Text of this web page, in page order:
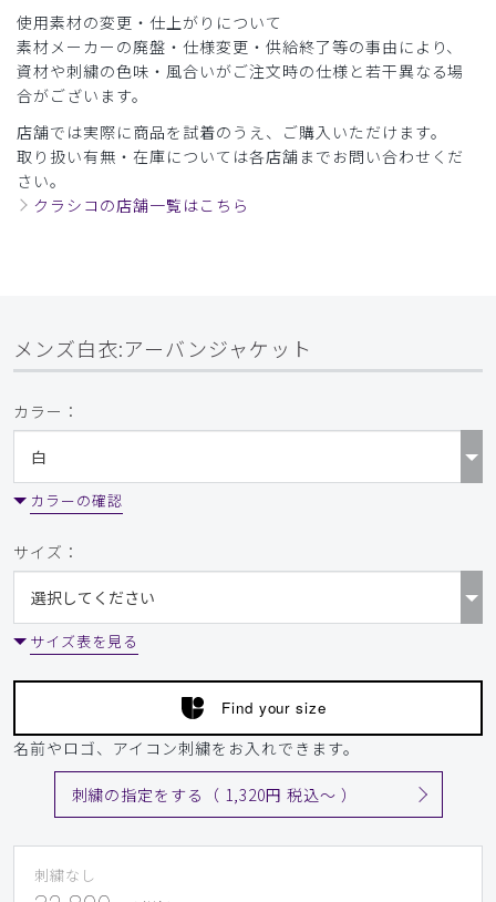
タオカ様
購入確認済み
年齢:50代 身長: 171-175cm 体重:66-70kg
タオカ
174cm70kg、Mサイズを購入
丁度良いサイズ、スリムなシルエットに満足しているほか、
伸縮性のある素材は着心地も良い
ご購入者様
購入確認済み
2025-09-03
年齢:
とても良かったです
喜んでもらえてこれにして良かったです。
商品：C07メンズ白衣:アーバンジャケット/白/L
役に立った
​7 ​8
使用素材の変更・仕上がりについて
素材メーカーの廃盤・仕様変更・供給終了等の事由により、
資材や刺繍の色味・風合いがご注文時の仕様と若干異なる場
合がございます。
店舗では実際に商品を試着のうえ、ご購入いただけます。
取り扱い有無・在庫については各店舗までお問い合わせくだ
さい。
クラシコの店舗一覧はこちら
メンズ白衣:アーバンジャケット
カラー：
カラーの確認
サイズ：
サイズ表を見る
Find your size
名前やロゴ、アイコン刺繍をお入れできます。
刺繍の指定をする（ 1,320円 税込〜 ）
刺繍なし